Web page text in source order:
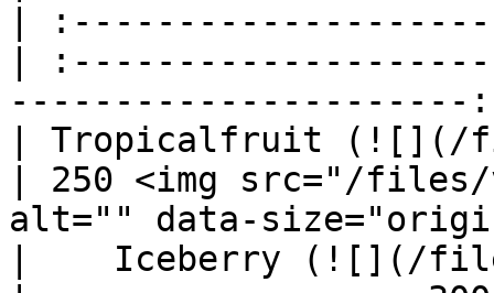
|
|
----------------------
| Tropicalfruit (![](/
| 250 <img src="/files/
alt="" data-
|    Iceberry (![](/files/